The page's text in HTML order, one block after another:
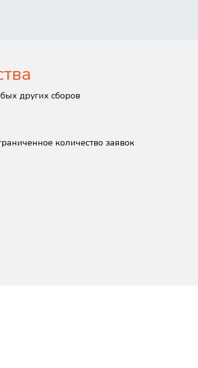
других сборов
количество заявок